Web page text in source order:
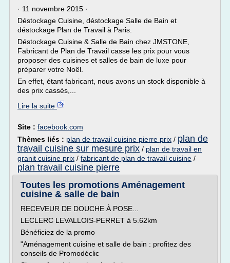
· 11 novembre 2015 ·
Déstockage Cuisine, déstockage Salle de Bain et
déstockage Plan de Travail à Paris.
Déstockage Cuisine & Salle de Bain chez JMSTONE,
Fabricant de Plan de Travail casse les prix pour vous
proposer des cuisines et salles de bain de luxe pour
préparer votre Noël.
En effet, étant fabricant, nous avons un stock disponible à
des prix cassés,...
Lire la suite
Site : facebook.com
Thèmes liés : plan de travail cuisine pierre prix / plan de
travail cuisine sur mesure prix / plan de travail en
granit cuisine prix / fabricant de plan de travail cuisine /
plan travail cuisine pierre
Toutes les promotions Aménagement
cuisine & salle de bain
RECEVEUR DE DOUCHE À POSE...
LECLERC LEVALLOIS-PERRET à 5.62km
Bénéficiez de la promo
"Aménagement cuisine et salle de bain : profitez des
conseils de Promodéclic